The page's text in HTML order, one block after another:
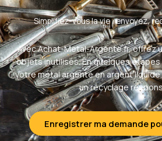
Simplifiez-vous la vie : envoyez,
Avec Achat-Metal-Argente.fr, offrez
objets inutilisés. En quelques
votre métal argenté en argent
un recyclage
Enregistrer ma demande